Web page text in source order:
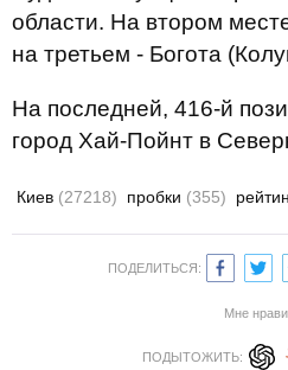
области. На втором
на третьем - Богота
На последней, 416-й
город Хай-Пойнт в
Киев (27218) пробки (355)
ПОДЕЛИТЬСЯ:
Мне
ПОДЫТОЖИТЬ: